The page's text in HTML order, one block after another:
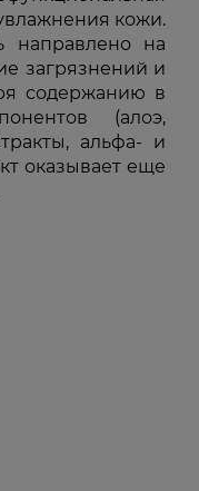
кожи.
направлено на
загрязнений и
содержанию в
(алоэ,
альфа- и
оказывает еще